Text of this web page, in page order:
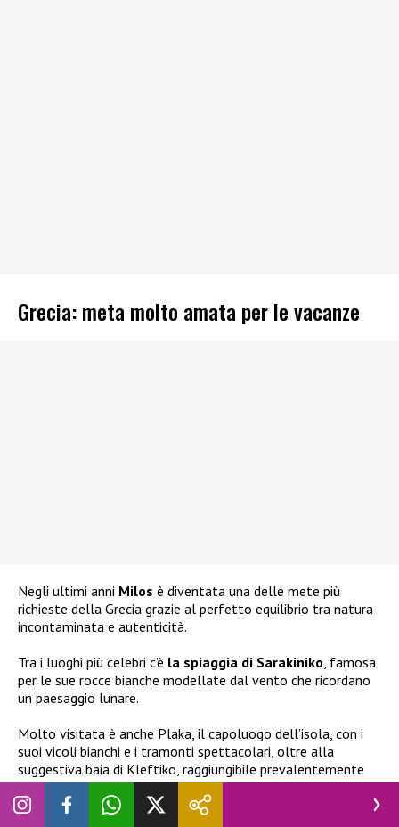
Grecia: meta molto amata per le vacanze
Negli ultimi anni Milos è diventata una delle mete più
richieste della Grecia grazie al perfetto equilibrio tra natura
incontaminata e autenticità.
Tra i luoghi più celebri c’è la spiaggia di Sarakiniko , famosa
per le sue rocce bianche modellate dal vento che ricordano
un paesaggio lunare.
Molto visitata è anche Plaka, il capoluogo dell’isola, con i
suoi vicoli bianchi e i tramonti spettacolari, oltre alla
suggestiva baia di Kleftiko, raggiungibile prevalentemente
via mare. I veri gioielli di Milos, però, restano i piccoli villaggi
di Klima e Mandrakia, dove il tempo sembra essersi